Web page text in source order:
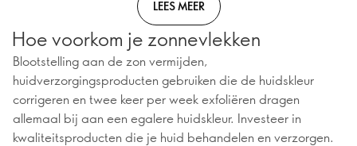
LEES MEER
Hoe voorkom je zonnevlekken
Blootstelling aan de zon vermijden,
huidverzorgingsproducten gebruiken die de huidskleur
corrigeren en twee keer per week exfoliëren dragen
allemaal bij aan een egalere huidskleur. Investeer in
kwaliteitsproducten die je huid behandelen en verzorgen.